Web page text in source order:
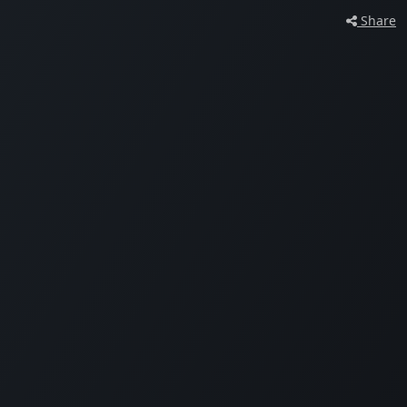
Share